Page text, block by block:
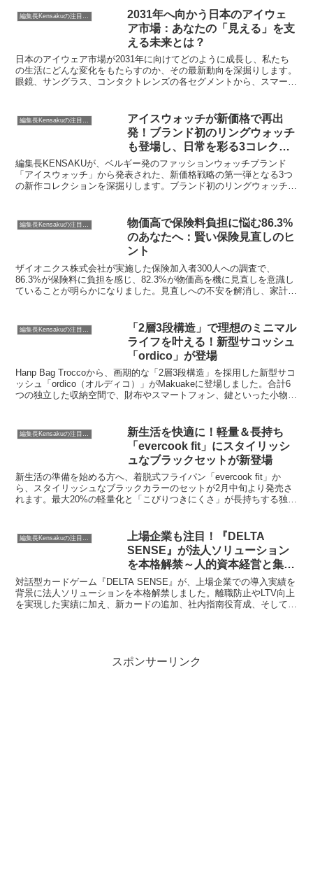
2031年へ向かう日本のアイウェ
ア市場：あなたの「見える」を支
える未来とは？
日本のアイウェア市場が2031年に向けてどのように成長し、私たち
の生活にどんな変化をもたらすのか、その最新動向を深掘りします。
眼鏡、サングラス、コンタクトレンズの各セグメントから、スマート
編集長Kensakuの注目ネタ
アイスウォッチが新価格で再出
発！ブランド初のリングウォッチ
も登場し、日常を彩る3コレクシ
ョンを徹底解説！
編集長KENSAKUが、ベルギー発のファッションウォッチブランド
「アイスウォッチ」から発表された、新価格戦略の第一弾となる3つ
の新作コレクションを深掘りします。ブランド初のリングウォッチ
ご紹介。きっと、あなたの日常を豊かにする一本が見つかるはずで
す。
編集長Kensakuの注目ネタ
物価高で保険料負担に悩む86.3%
のあなたへ：賢い保険見直しのヒ
ント
ザイオニクス株式会社が実施した保険加入者300人への調査で、
86.3%が保険料に負担を感じ、82.3%が物価高を機に見直しを意識し
ていることが明らかになりました。見直しへの不安を解消し、家計に
「2層3段構造」で理想のミニマル
ライフを叶える！新型サコッシュ
「ordico」が登場
Hanp Bag Troccoから、画期的な「2層3段構造」を採用した新型サコ
ッシュ「ordico（オルディコ）」がMakuakeに登場しました。合計6
つの独立した収納空間で、財布やスマートフォン、鍵といった小物類
合う3色のカラーバリエーションも魅力です。
編集長Kensakuの注目ネタ
新生活を快適に！軽量＆長持ち
「evercook fit」にスタイリッシ
ュなブラックセットが新登場
新生活の準備を始める方へ、着脱式フライパン「evercook fit」か
ら、スタイリッシュなブラックカラーのセットが2月中旬より発売さ
れます。最大20%の軽量化と「こびりつきにくさ」が長持ちする独自
編集長Kensakuの注目ネタ
上場企業も注目！『DELTA
SENSE』が法人ソリューション
を本格解禁～人的資本経営と集客
を両立する新プログラムとは？～
対話型カードゲーム『DELTA SENSE』が、上場企業での導入実績を
背景に法人ソリューションを本格解禁しました。離職防止やLTV向上
を実現した実績に加え、新カードの追加、社内指南役育成、そして集
スポンサーリンク